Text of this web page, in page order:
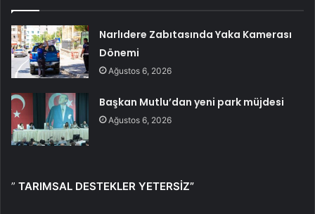
Narlıdere Zabıtasında Yaka Kamerası
Dönemi
Ağustos 6, 2026
Başkan Mutlu’dan yeni park müjdesi
Ağustos 6, 2026
” TARIMSAL DESTEKLER YETERSİZ”